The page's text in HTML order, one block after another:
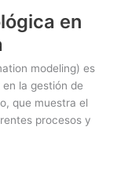
en
modeling) es
la gestión de
que muestra el
procesos y